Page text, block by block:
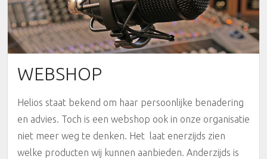
WEBSHOP
Helios staat bekend om haar persoonlijke benadering
en advies. Toch is een webshop ook in onze organisatie
niet meer weg te denken. Het laat enerzijds zien
welke producten wij kunnen aanbieden. Anderzijds is